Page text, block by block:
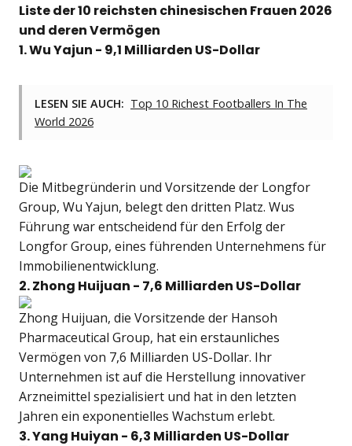
Liste der 10 reichsten chinesischen Frauen 2026
und deren Vermögen
1. Wu Yajun - 9,1 Milliarden US-Dollar
LESEN SIE AUCH: Top 10 Richest Footballers In The
World 2026
Die Mitbegründerin und Vorsitzende der Longfor
Group, Wu Yajun, belegt den dritten Platz. Wus
Führung war entscheidend für den Erfolg der
Longfor Group, eines führenden Unternehmens für
Immobilienentwicklung.
2. Zhong Huijuan - 7,6 Milliarden US-Dollar
Zhong Huijuan, die Vorsitzende der Hansoh
Pharmaceutical Group, hat ein erstaunliches
Vermögen von 7,6 Milliarden US-Dollar. Ihr
Unternehmen ist auf die Herstellung innovativer
Arzneimittel spezialisiert und hat in den letzten
Jahren ein exponentielles Wachstum erlebt.
3. Yang Huiyan - 6,3 Milliarden US-Dollar